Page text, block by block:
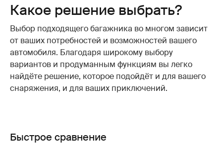
Какое решение выбрать?
Выбор подходящего багажника во многом зависит
от ваших потребностей и возможностей вашего
автомобиля. Благодаря широкому выбору
вариантов и продуманным функциям вы легко
найдёте решение, которое подойдёт и для вашего
снаряжения, и для ваших приключений.
Быстрое сравнение